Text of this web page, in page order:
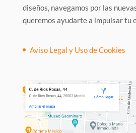
diseños, navegamos por las
queremos ayudarte a impulsar tu
Aviso Legal y Uso de Cookies